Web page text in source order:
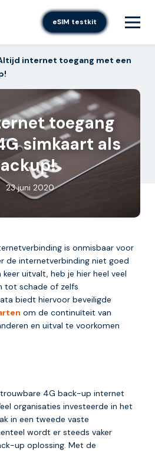
eSIM testkit
internet toegang met een
toegang
simkaart als
23 juni 2020
is onmisbaar voor
de internetverbinding niet goed
uitvalt, heb je hier heel veel
tot schade of zelfs
biedt hiervoor beveiligde
om de continuïteit van
en uitval te voorkomen
4G back-up internet
organisaties investeerde in het
in een tweede vaste
wordt er steeds vaker
up oplossing. Met de